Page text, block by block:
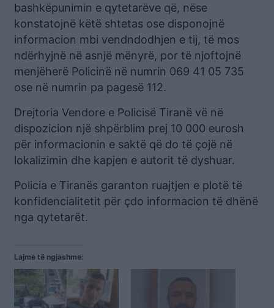
bashkëpunimin e qytetarëve që, nëse
konstatojnë këtë shtetas ose disponojnë
informacion mbi vendndodhjen e tij, të mos
ndërhyjnë në asnjë mënyrë, por të njoftojnë
menjëherë Policinë në numrin 069 41 05 735
ose në numrin pa pagesë 112.
Drejtoria Vendore e Policisë Tiranë vë në
dispozicion një shpërblim prej 10 000 eurosh
për informacionin e saktë që do të çojë në
lokalizimin dhe kapjen e autorit të dyshuar.
Policia e Tiranës garanton ruajtjen e plotë të
konfidencialitetit për çdo informacion të dhënë
nga qytetarët.
Lajme të ngjashme: